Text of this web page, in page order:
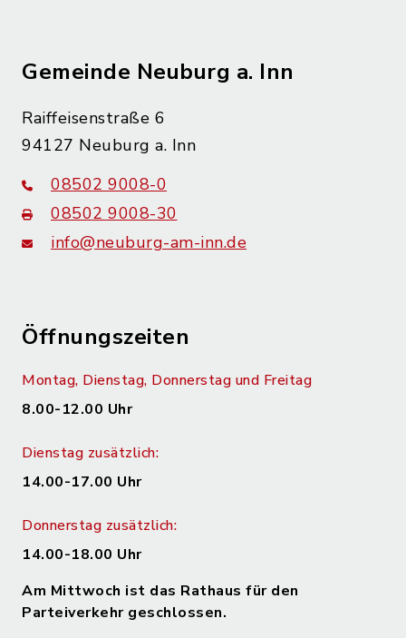
Gemeinde Neuburg a. Inn
Raiffeisenstraße 6
94127 Neuburg a. Inn
08502 9008-0
08502 9008-30
info@neuburg-am-inn.de
Öffnungszeiten
Montag, Dienstag, Donnerstag und Freitag
8.00-12.00 Uhr
Dienstag zusätzlich:
14.00-17.00 Uhr
Donnerstag zusätzlich:
14.00-18.00 Uhr
Am Mittwoch ist das Rathaus für den
Parteiverkehr geschlossen.